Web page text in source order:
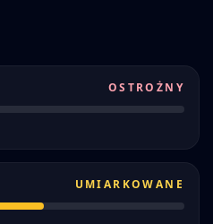
OSTROŻNY
UMIARKOWANE